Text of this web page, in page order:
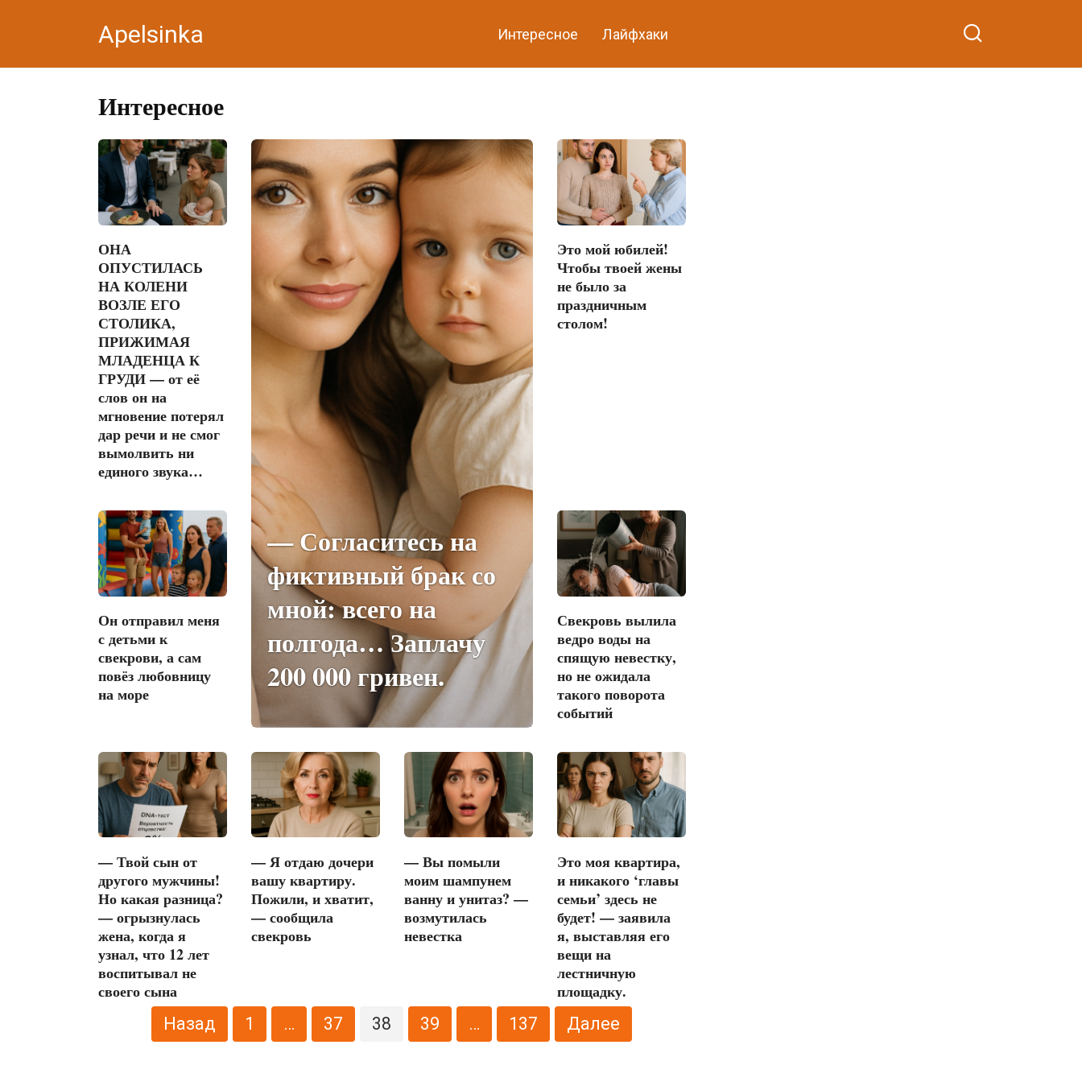
Apelsinka Интересное Лайфхаки
Интересное
ОНА
ОПУСТИЛАСЬ
НА КОЛЕНИ
ВОЗЛЕ ЕГО
СТОЛИКА,
ПРИЖИМАЯ
МЛАДЕНЦА К
ГРУДИ — от её
слов он на
мгновение потерял
дар речи и не смог
вымолвить ни
единого звука…
— Согласитесь на
фиктивный брак со
мной: всего на
полгода… Заплачу
200 000 гривен.
Это мой юбилей!
Чтобы твоей жены
не было за
праздничным
столом!
Он отправил меня
с детьми к
свекрови, а сам
повёз любовницу
на море
Свекровь вылила
ведро воды на
спящую невестку,
но не ожидала
такого поворота
событий
— Твой сын от
другого мужчины!
Но какая разница?
— огрызнулась
жена, когда я
узнал, что 12 лет
воспитывал не
своего сына
— Я отдаю дочери
вашу квартиру.
Пожили, и хватит,
— сообщила
свекровь
— Вы помыли
моим шампунем
ванну и унитаз? —
возмутилась
невестка
Это моя квартира,
и никакого ‘главы
семьи’ здесь не
будет! — заявила
я, выставляя его
вещи на
лестничную
площадку.
Пагинация
записей
Назад 1 … 37 38 39 … 137 Далее